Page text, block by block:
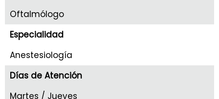
Oftalmólogo
Especialidad
Anestesiología
Días de Atención
Martes / Jueves